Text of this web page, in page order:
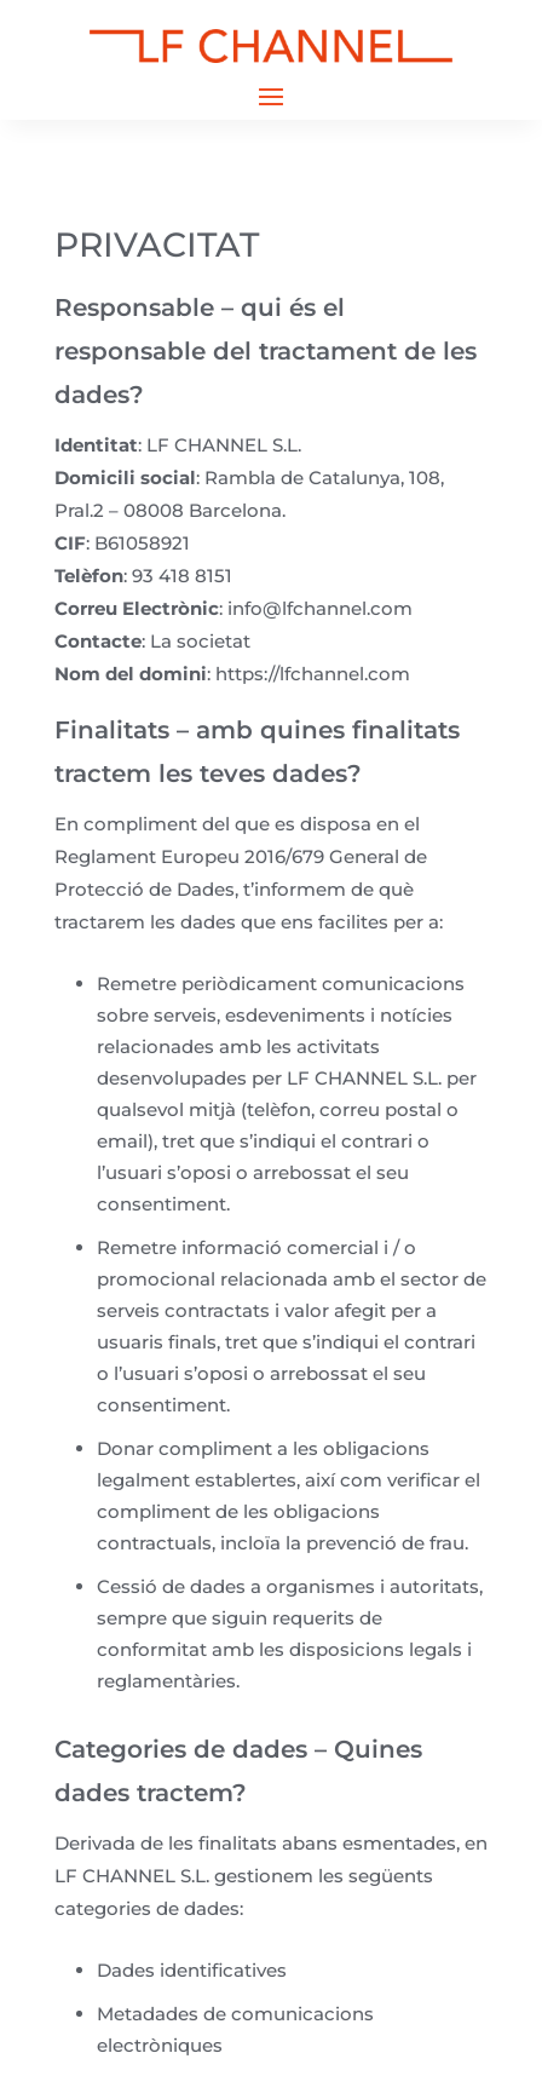
PRIVACITAT
Responsable – qui és el
responsable del tractament de les
dades?
Identitat: LF CHANNEL S.L.
Domicili social: Rambla de Catalunya, 108,
Pral.2 – 08008 Barcelona.
CIF: B61058921
Telèfon: 93 418 8151
Correu Electrònic: info@lfchannel.com
Contacte: La societat
Nom del domini: https://lfchannel.com
Finalitats – amb quines finalitats
tractem les teves dades?
En compliment del que es disposa en el
Reglament Europeu 2016/679 General de
Protecció de Dades, t’informem de què
tractarem les dades que ens facilites per a:
Remetre periòdicament comunicacions
sobre serveis, esdeveniments i notícies
relacionades amb les activitats
desenvolupades per LF CHANNEL S.L. per
qualsevol mitjà (telèfon, correu postal o
email), tret que s’indiqui el contrari o
l’usuari s’oposi o arrebossat el seu
consentiment.
Remetre informació comercial i / o
promocional relacionada amb el sector de
serveis contractats i valor afegit per a
usuaris finals, tret que s’indiqui el contrari
o l’usuari s’oposi o arrebossat el seu
consentiment.
Donar compliment a les obligacions
legalment establertes, així com verificar el
compliment de les obligacions
contractuals, incloïa la prevenció de frau.
Cessió de dades a organismes i autoritats,
sempre que siguin requerits de
conformitat amb les disposicions legals i
reglamentàries.
Categories de dades – Quines
dades tractem?
Derivada de les finalitats abans esmentades, en
LF CHANNEL S.L. gestionem les següents
categories de dades:
Dades identificatives
Metadades de comunicacions
electròniques